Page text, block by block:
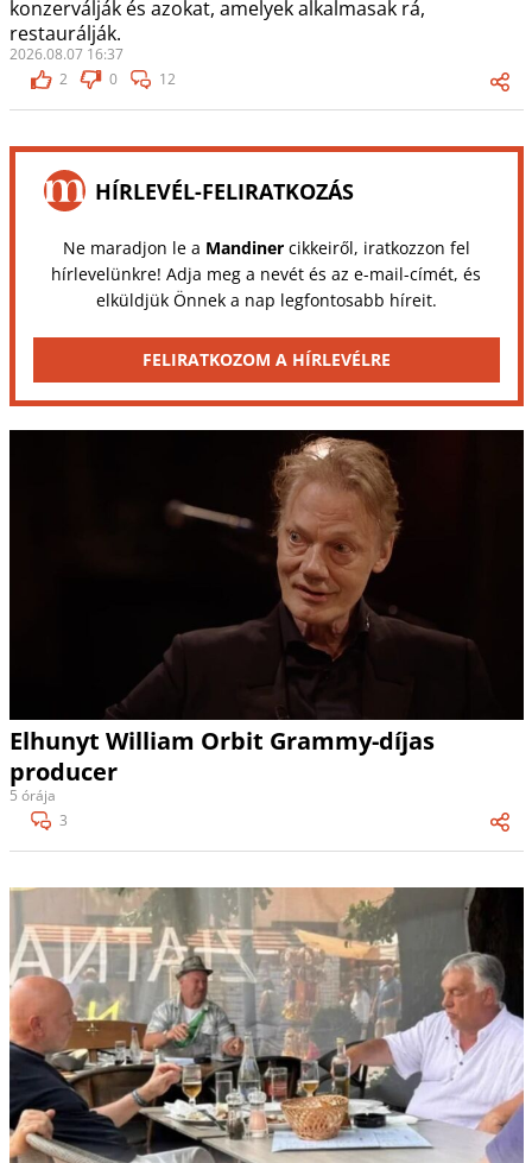
konzerválják és azokat, amelyek alkalmasak rá,
restaurálják.
2026.08.07 16:37
2
0 12
HÍRLEVÉL-FELIRATKOZÁS
Ne maradjon le a Mandinercikkeiről, iratkozzon fel
hírlevelünkre! Adja meg a nevét és az e-mail-címét, és
elküldjük Önnek a nap legfontosabb híreit.
FELIRATKOZOM A HÍRLEVÉLRE
Elhunyt William Orbit Grammy-díjas
producer
5 órája
3